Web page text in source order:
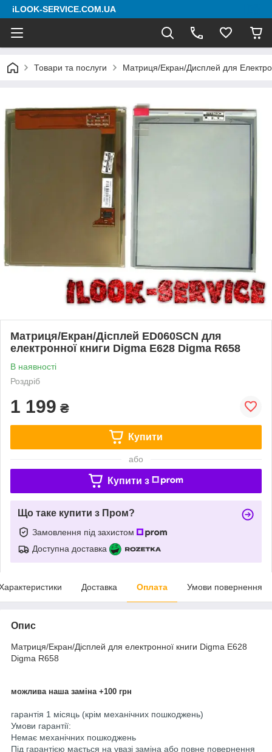
iLOOK-SERVICE.COM.UA
Товари та послуги Матриця/Екран/Дисплей для
Матриця/Екран/Дісплей ED060SCN для
електронної книги Digma E628 Digma R658
В наявності
Роздріб
1 199 ₴
Купити
або
Купити з
Що таке купити з Пром?
Замовлення під захистом
Доступна доставка
Доставка Оплата Умови повернення
Опис
Матриця/Екран/Дісплей для електронної книги Digma E628
Digma R658
можлива наша заміна +100 грн
гарантія 1 місяць (крім механічних пошкоджень)
Умови гарантії:
Немає механічних пошкоджень
Під гарантією мається на увазі заміна або повне повернення